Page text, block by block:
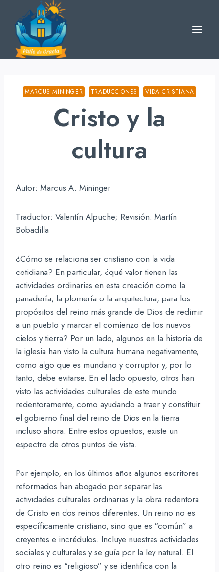
content
MARCUS MININGER TRADUCCIONES VIDA CRISTIANA
Cristo y la
cultura
Autor: Marcus A. Mininger
Traductor: Valentín Alpuche; Revisión: Martín
Bobadilla
¿Cómo se relaciona ser cristiano con la vida
cotidiana? En particular, ¿qué valor tienen las
actividades ordinarias en esta creación como la
panadería, la plomería o la arquitectura, para los
propósitos del reino más grande de Dios de redimir
a un pueblo y marcar el comienzo de los nuevos
cielos y tierra? Por un lado, algunos en la historia de
la iglesia han visto la cultura humana negativamente,
como algo que es mundano y corruptor y, por lo
tanto, debe evitarse. En el lado opuesto, otros han
visto las actividades culturales de este mundo
redentoramente, como ayudando a traer y constituir
el gobierno final del reino de Dios en la tierra
incluso ahora. Entre estos opuestos, existe un
espectro de otros puntos de vista.
Por ejemplo, en los últimos años algunos escritores
reformados han abogado por separar las
actividades culturales ordinarias y la obra redentora
de Cristo en dos reinos diferentes. Un reino no es
específicamente cristiano, sino que es “común” a
creyentes e incrédulos. Incluye nuestras actividades
sociales y culturales y se guía por la ley natural. El
otro reino es “religioso” y se identifica con la